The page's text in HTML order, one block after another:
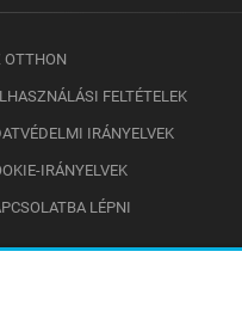
OTTHON
FELTÉTELEK
IRÁNYELVEK
IRÁNYELVEK
LÉPNI